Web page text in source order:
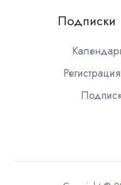
Подписки